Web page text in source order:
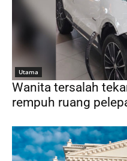
Utama
Wanita tersalah
rempuh ruang